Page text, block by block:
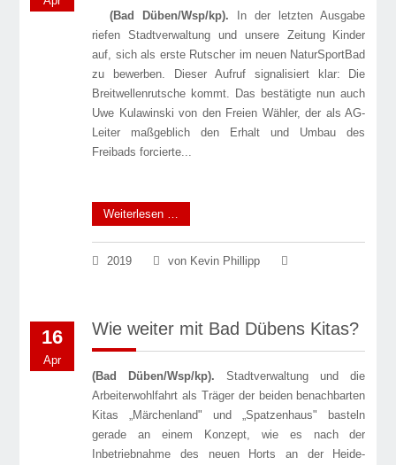
(Bad Düben/Wsp/kp). In der letzten Ausgabe
riefen Stadtverwaltung und unsere Zeitung Kinder
auf, sich als erste Rutscher im neuen NaturSportBad
zu bewerben. Dieser Aufruf signalisiert klar: Die
Breitwellenrutsche kommt. Das bestätigte nun auch
Uwe Kulawinski von den Freien Wähler, der als AG-
Leiter maßgeblich den Erhalt und Umbau des
Freibads forcierte...
Weiterlesen …
2019 von Kevin Phillipp
16
Apr
Wie weiter mit Bad Dübens Kitas?
(Bad Düben/Wsp/kp). Stadtverwaltung und die
Arbeiterwohlfahrt als Träger der beiden benachbarten
Kitas „Märchenland" und „Spatzenhaus" basteln
gerade an einem Konzept, wie es nach der
Inbetriebnahme des neuen Horts an der Heide-